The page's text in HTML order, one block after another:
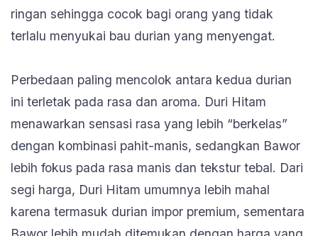
ringan sehingga cocok bagi orang yang tidak
terlalu menyukai bau durian yang menyengat.
Perbedaan paling mencolok antara kedua durian
ini terletak pada rasa dan aroma. Duri Hitam
menawarkan sensasi rasa yang lebih “berkelas”
dengan kombinasi pahit-manis, sedangkan Bawor
lebih fokus pada rasa manis dan tekstur tebal. Dari
segi harga, Duri Hitam umumnya lebih mahal
karena termasuk durian impor premium, sementara